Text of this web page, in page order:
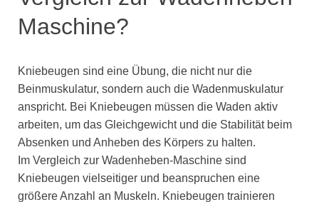
Maschine?
Kniebeugen sind eine Übung, die nicht nur die
Beinmuskulatur, sondern auch die Wadenmuskulatur
anspricht. Bei Kniebeugen müssen die Waden aktiv
arbeiten, um das Gleichgewicht und die Stabilität beim
Absenken und Anheben des Körpers zu halten.
Im Vergleich zur Wadenheben-Maschine sind
Kniebeugen vielseitiger und beanspruchen eine
größere Anzahl an Muskeln. Kniebeugen trainieren